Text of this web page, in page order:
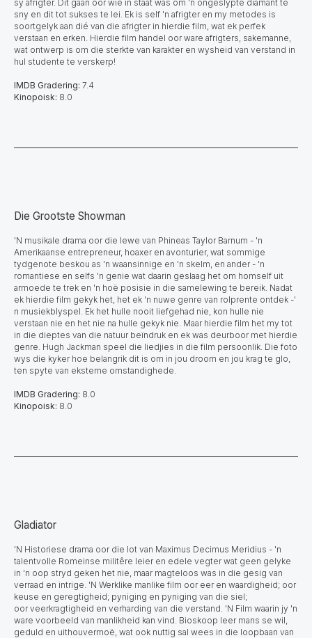
sy afrigter. Dit gaan oor wie in staat was om 'n ongeslypte diamant te
sny en dit tot sukses te lei. Ek is self 'n afrigter en my metodes is
soortgelyk aan dié van die afrigter in hierdie film, wat ek perfek
verstaan en erken. Hierdie film handel oor ware afrigters, sakemanne,
wat ontwerp is om die sterkte van karakter en wysheid van verstand in
hul studente te verskerp!
IMDB Gradering: 7.4
Kinopoisk: 8.0
Die Grootste Showman
'N musikale drama oor die lewe van Phineas Taylor Barnum - 'n
Amerikaanse entrepreneur, hoaxer en avonturier, wat sommige
tydgenote beskou as 'n waansinnige en 'n skelm, en ander - 'n
romantiese en selfs 'n genie wat daarin geslaag het om homself uit
armoede te trek en 'n hoë posisie in die samelewing te bereik. Nadat
ek hierdie film gekyk het, het ek 'n nuwe genre van rolprente ontdek -'
n musiekblyspel. Ek het hulle nooit liefgehad nie, kon hulle nie
verstaan nie en het nie na hulle gekyk nie. Maar hierdie film het my tot
in die dieptes van die natuur beïndruk en ek was deurboor met hierdie
genre. Hugh Jackman speel die liedjies in die film persoonlik. Die foto
wys die kyker hoe belangrik dit is om in jou droom en jou krag te glo,
ten spyte van eksterne omstandighede.
IMDB Gradering: 8.0
Kinopoisk: 8.0
Gladiator
'N Historiese drama oor die lot van Maximus Decimus Meridius - 'n
talentvolle Romeinse militêre leier en edele vegter wat geen gelyke
in 'n oop stryd geken het nie, maar magteloos was in die gesig van
verraad en intrige. 'N Werklike manlike film oor eer en waardigheid; oor
keuse en geregtigheid; pyniging en pyniging van die siel;
oor veerkragtigheid en verharding van die verstand. 'N Film waarin jy 'n
ware voorbeeld van manlikheid kan vind. Bioskoop leer mans se wil,
geduld en uithouvermoë, wat ook nuttig sal wees in die loopbaan van